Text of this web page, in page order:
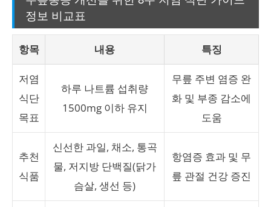
정보 비교표
항목 내용 특징
저염
식단
목표
하루 나트륨 섭취량
1500mg 이하 유지
무릎 주변 염증 완
화 및 부종 감소에
도움
추천
식품
신선한 과일, 채소, 통곡
물, 저지방 단백질(닭가
슴살, 생선 등)
항염증 효과 및 무
릎 관절 건강 증진